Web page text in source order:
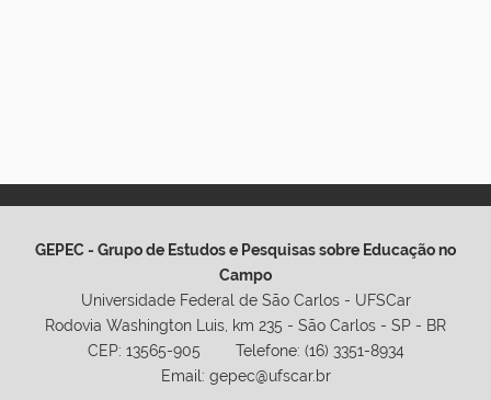
GEPEC - Grupo de Estudos e Pesquisas sobre Educação no
Campo
Universidade Federal de São Carlos - UFSCar
Rodovia Washington Luis, km 235 - São Carlos - SP - BR
CEP: 13565-905 Telefone: (16) 3351-8934
Email: gepec@ufscar.br